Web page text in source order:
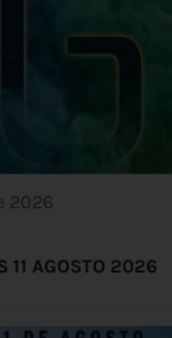
2026
11 AGOSTO 2026